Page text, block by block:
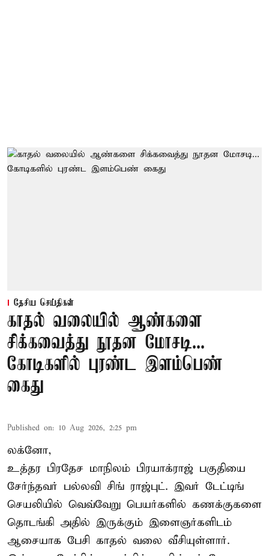
தேசிய செய்திகள்
காதல் வலையில் ஆண்களை
சிக்கவைத்து நூதன மோசடி...
கோடிகளில் புரண்ட இளம்பெண்
கைது
Published on: 10 Aug 2026, 2:25 pm
லக்னோ,
உத்தர பிரதேச மாநிலம் பிரயாக்ராஜ் பகுதியை
சேர்ந்தவர் பல்லவி சிங் ராஜ்புட். இவர் டேட்டிங்
செயலியில் வெவ்வேறு பெயர்களில் கணக்குகளை
தொடங்கி அதில் இருக்கும் இளைஞர்களிடம்
ஆசையாக பேசி காதல் வலை வீசியுள்ளார்.